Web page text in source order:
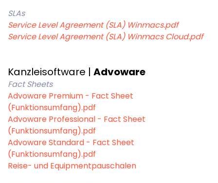
SLAs
Service Level Agreement (SLA) Winmacs.pdf
Service Level Agreement (SLA) Winmacs Cloud.pdf
Kanzleisoftware | Advoware
Fact Sheets
Advoware Premium - Fact Sheet
(Funktionsumfang).pdf
Advoware Professional - Fact Sheet
(Funktionsumfang).pdf
Advoware Standard - Fact Sheet
(Funktionsumfang).pdf
Reise- und Equipmentpauschalen